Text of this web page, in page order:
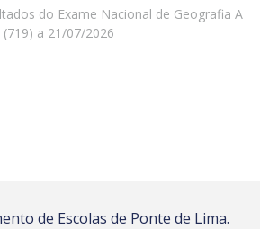
do Exame Nacional de Geografia A
(719) a 21/07/2026
de Escolas de Ponte de Lima.